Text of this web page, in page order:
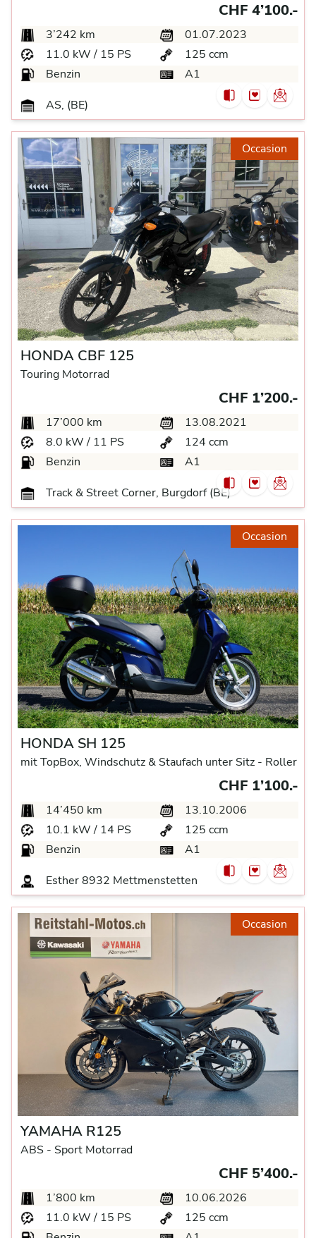
CHF 4’100.-
3’242 km
01.07.2023
11.0 kW / 15 PS
125 ccm
Benzin
A1
AS, (BE)
Occasion
HONDA CBF 125
Touring Motorrad
CHF 1’200.-
17’000 km
13.08.2021
8.0 kW / 11 PS
124 ccm
Benzin
A1
Track & Street Corner, Burgdorf (BE)
Occasion
HONDA SH 125
mit TopBox, Windschutz & Staufach unter Sitz - Roller
CHF 1’100.-
14’450 km
13.10.2006
10.1 kW / 14 PS
125 ccm
Benzin
A1
Esther8932 Mettmenstetten
Occasion
YAMAHA R125
ABS - Sport Motorrad
CHF 5’400.-
1’800 km
10.06.2026
11.0 kW / 15 PS
125 ccm